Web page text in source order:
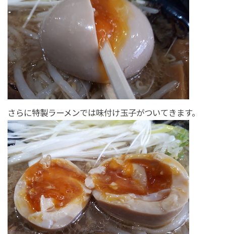
さらに特製ラーメンでは味付け玉子がついてきます。